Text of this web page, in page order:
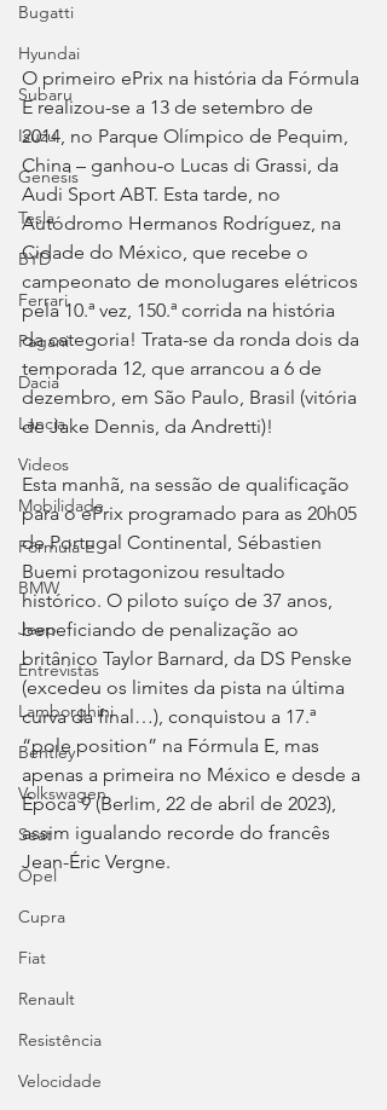
Bugatti
Hyundai
Subaru
Isuzu
Genesis
Tesla
BYD
Ferrari
Pagani
Dacia
Lancia
Videos
Mobilidade
Fórmula E
BMW
Jeep
Entrevistas
Lamborghini
Bentley
Volkswagen
Seat
Opel
Cupra
Fiat
Renault
Resistência
Velocidade
O primeiro ePrix na história da Fórmula
E realizou-se a 13 de setembro de
2014, no Parque Olímpico de Pequim,
China – ganhou-o Lucas di Grassi, da
Audi Sport ABT. Esta tarde, no
Autódromo Hermanos Rodríguez, na
Cidade do México, que recebe o
campeonato de monolugares elétricos
pela 10.ª vez, 150.ª corrida na história
da categoria! Trata-se da ronda dois da
temporada 12, que arrancou a 6 de
dezembro, em São Paulo, Brasil (vitória
de Jake Dennis, da Andretti)!
Esta manhã, na sessão de qualificação
para o ePrix programado para as 20h05
de Portugal Continental, Sébastien
Buemi protagonizou resultado
histórico. O piloto suíço de 37 anos,
beneficiando de penalização ao
britânico Taylor Barnard, da DS Penske
(excedeu os limites da pista na última
curva da final…), conquistou a 17.ª
“pole position” na Fórmula E, mas
apenas a primeira no México e desde a
Época 9 (Berlim, 22 de abril de 2023),
assim igualando recorde do francês
Jean-Éric Vergne.